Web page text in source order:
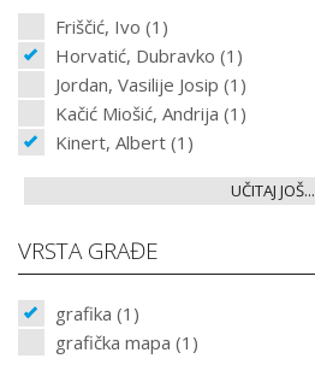
Friščić, Ivo (1)
Horvatić, Dubravko (1)
Jordan, Vasilije Josip (1)
Kačić Miošić, Andrija (1)
Kinert, Albert (1)
UČITAJ JOŠ...
VRSTA GRAĐE
grafika (1)
grafička mapa (1)